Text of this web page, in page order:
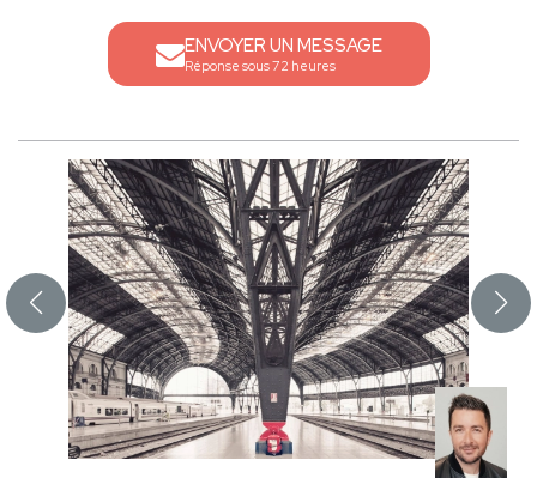
ENVOYER UN MESSAGE
Réponse sous 72 heures